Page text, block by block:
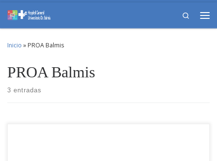
Skip to content
Search
Inicio » PROA Balmis
PROA Balmis
3 entradas